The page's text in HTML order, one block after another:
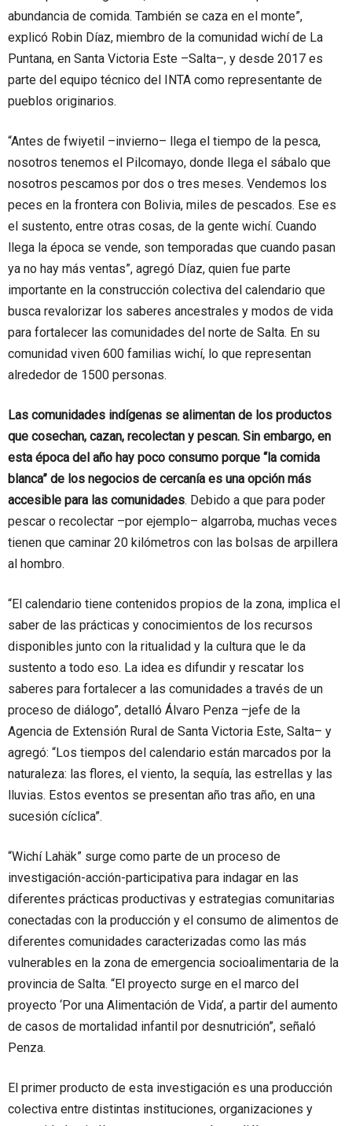
abundancia de comida. También se caza en el monte”,
explicó Robin Díaz, miembro de la comunidad wichí de La
Puntana, en Santa Victoria Este –Salta–, y desde 2017 es
parte del equipo técnico del INTA como representante de
pueblos originarios.
“Antes de fwiyetil –invierno– llega el tiempo de la pesca,
nosotros tenemos el Pilcomayo, donde llega el sábalo que
nosotros pescamos por dos o tres meses. Vendemos los
peces en la frontera con Bolivia, miles de pescados. Ese es
el sustento, entre otras cosas, de la gente wichí. Cuando
llega la época se vende, son temporadas que cuando pasan
ya no hay más ventas”, agregó Díaz, quien fue parte
importante en la construcción colectiva del calendario que
busca revalorizar los saberes ancestrales y modos de vida
para fortalecer las comunidades del norte de Salta. En su
comunidad viven 600 familias wichí, lo que representan
alrededor de 1500 personas.
Las comunidades indígenas se alimentan de los productos
que cosechan, cazan, recolectan y pescan. Sin embargo, en
esta época del año hay poco consumo porque “la comida
blanca” de los negocios de cercanía es una opción más
accesible para las comunidades. Debido a que para poder
pescar o recolectar –por ejemplo– algarroba, muchas veces
tienen que caminar 20 kilómetros con las bolsas de arpillera
al hombro.
“El calendario tiene contenidos propios de la zona, implica el
saber de las prácticas y conocimientos de los recursos
disponibles junto con la ritualidad y la cultura que le da
sustento a todo eso. La idea es difundir y rescatar los
saberes para fortalecer a las comunidades a través de un
proceso de diálogo”, detalló Álvaro Penza –jefe de la
Agencia de Extensión Rural de Santa Victoria Este, Salta– y
agregó: “Los tiempos del calendario están marcados por la
naturaleza: las flores, el viento, la sequía, las estrellas y las
lluvias. Estos eventos se presentan año tras año, en una
sucesión cíclica”.
“Wichí Lahäk” surge como parte de un proceso de
investigación-acción-participativa para indagar en las
diferentes prácticas productivas y estrategias comunitarias
conectadas con la producción y el consumo de alimentos de
diferentes comunidades caracterizadas como las más
vulnerables en la zona de emergencia socioalimentaria de la
provincia de Salta. “El proyecto surge en el marco del
proyecto ‘Por una Alimentación de Vida’, a partir del aumento
de casos de mortalidad infantil por desnutrición”, señaló
Penza.
El primer producto de esta investigación es una producción
colectiva entre distintas instituciones, organizaciones y